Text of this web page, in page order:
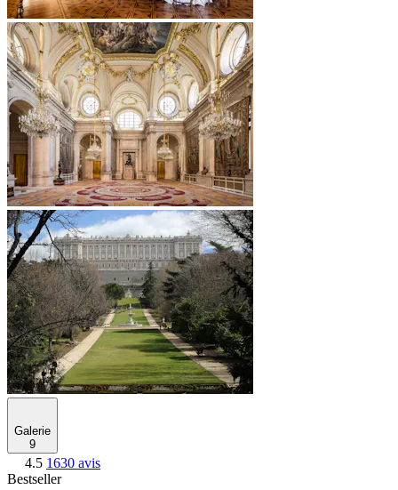
Galerie
9
4.5 1630 avis
Bestseller